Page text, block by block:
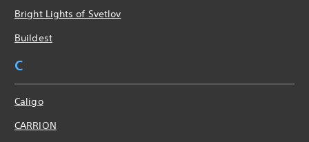
Bright Lights of Svetlov
Buildest
C
Caligo
CARRION